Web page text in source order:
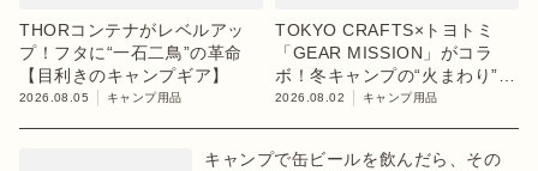
THORコンテナがレベルアッ
プ！フタに“一石二鳥”の革命
【目利きのキャンプギア】
2026.08.05 キャンプ用品
TOKYO CRAFTS×トヨトミ
「GEAR MISSION」がコラ
ボ！冬キャンプの“火まわり”を
担う限定K3クッキングストー
2026.08.02 キャンプ用品
キャンプで缶ビールを飲んだら、その